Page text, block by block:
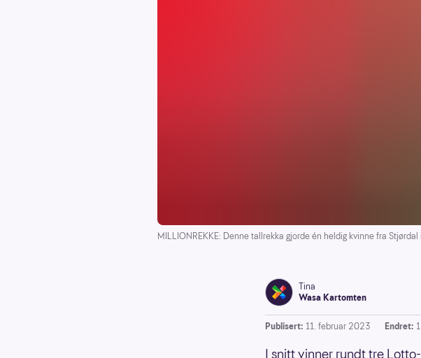
MILLIONREKKE: Denne tallrekka gjorde én heldig kvinne fra
Tina
Wasa Kartomten
Publisert: 11. februar 2023 Endret:
I snitt vinner rundt tre